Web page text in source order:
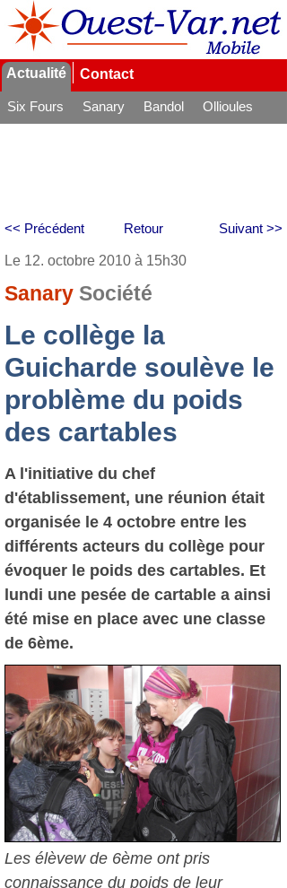
Actualité Contact
Six Fours Sanary Bandol
Ollioules
Retour
<< Précédent Suivant >>
Le 12. octobre 2010 à 15h30
Sanary Société
Le collège la
Guicharde soulève le
problème du poids
des cartables
A l'initiative du chef
d'établissement, une réunion était
organisée le 4 octobre entre les
différents acteurs du collège pour
évoquer le poids des cartables. Et
lundi une pesée de cartable a ainsi
été mise en place avec une classe
de 6ème.
Les élèvew de 6ème ont pris
connaissance du poids de leur